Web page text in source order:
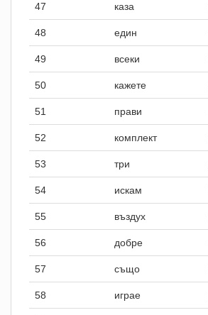
47 каза
48 един
49 всеки
50 кажете
51 прави
52 комплект
53 три
54 искам
55 въздух
56 добре
57 също
58 играе